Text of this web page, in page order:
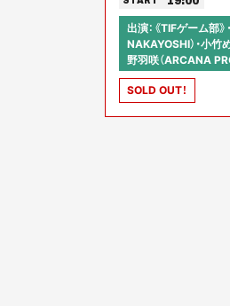
出演：《TIFゲーム部
NAKAYOSHI）・小竹
野羽咲（ARCANA
ン）※50音順
SOLD OUT！